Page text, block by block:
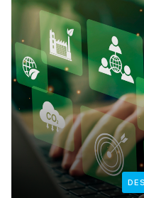
DESTACADAS